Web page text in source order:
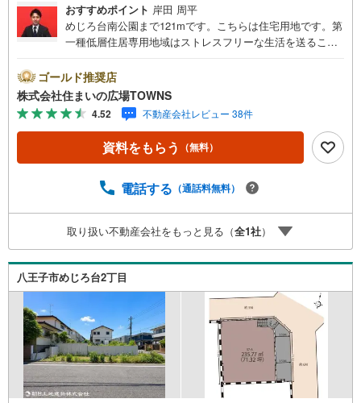
おすすめポイント 岸田 周平
めじろ台南公園まで121mです。こちらは住宅用地です。第
一種低層住居専用地域はストレスフリーな生活を送ること
是非見て頂きたいイチオシの土地です。駅から徒歩8分圏内
に立地しています。土地面積は389.46平米（公簿）となっ
ております。【年中無休/9:00～21:00】人気物件は特にお
問い合わせが集中するため、お早めにお電話下さい。「室
内・現地を見学する」ボタンよりご予約頂くとご見学がス
ムーズです。■その他、各種ご相談も承っております。○住
いの広場TOWNSからお客様へ経験豊富なスタッフが親身に
様掲載物件も併せてご紹介可能ですのでお気軽にお問い合
わせ下さい♪駐車場もございますので、お車でのお越しも
大歓迎です！
ゴールド推奨店
株式会社住まいの広場TOWNS
4.52 不動産会社レビュー 38件
資料をもらう （無料）
電話する （通話料無料）
取り扱い不動産会社をもっと見る（全1社）
八王子市めじろ台2丁目